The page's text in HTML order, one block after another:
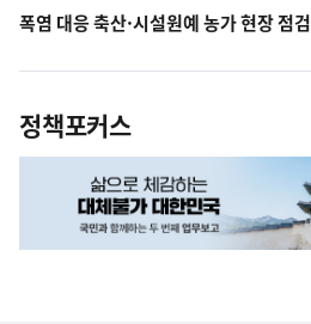
폭염 대응 축산·시설원예 농가 현장 점검
정책포커스